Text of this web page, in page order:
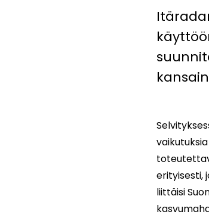
erityisesti,
liittäisi